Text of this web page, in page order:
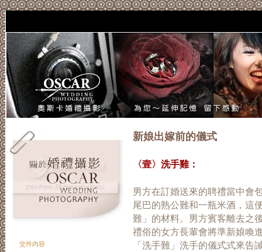
交件內容
新娘出嫁前的儀式
〈壹〉洗手雞：
男方在訂婚送來的聘禮當中會
尾巴的熟公難和一瓶米酒，這
難」的材料。男方賓客離去之
禮俗的女方長輩會將準新娘喚
「洗手難」洗手的儀式式來告